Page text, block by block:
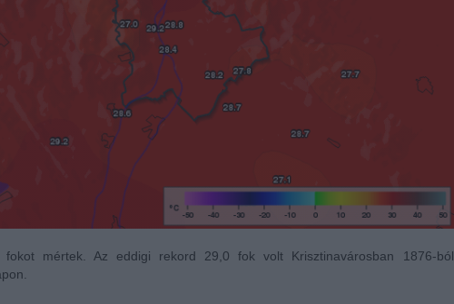
fokot mértek. Az eddigi rekord 29,0 fok volt Krisztinavárosban 1876-ból